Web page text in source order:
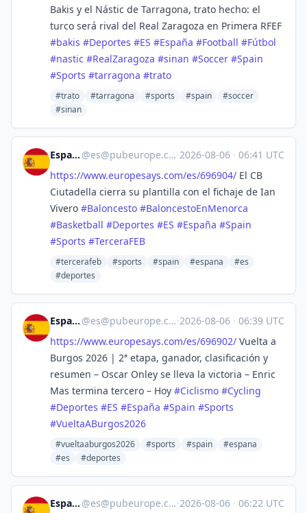
Bakis y el Nástic de Tarragona, trato hecho: el
turco será rival del Real Zaragoza en Primera RFEF
#bakis #Deportes #ES #España #Football #Fútbol
#nastic #RealZaragoza #sinan #Soccer #Spain
#Sports #tarragona #trato
#trato #tarragona #sports #spain
#soccer
#sinan
España @es@pubeurope.com ·2026-08-06 · 06:41 UTC
https://www.europesays.com/es/696904/ El CB
Ciutadella cierra su plantilla con el fichaje de Ian
Vivero #Baloncesto #BaloncestoEnMenorca
#Basketball #Deportes #ES #España #Spain
#Sports #TerceraFEB
#tercerafeb #sports #spain #espana
#es
#deportes
España @es@pubeurope.com ·2026-08-06 · 06:39 UTC
https://www.europesays.com/es/696902/ Vuelta a
Burgos 2026 | 2ª etapa, ganador, clasificación y
resumen – Oscar Onley se lleva la victoria – Enric
Mas termina tercero – Hoy #Ciclismo #Cycling
#Deportes #ES #España #Spain #Sports
#VueltaABurgos2026
#vueltaaburgos2026 #sports #spain
#espana
#es
#deportes
España @es@pubeurope.com ·2026-08-06 · 06:22 UTC